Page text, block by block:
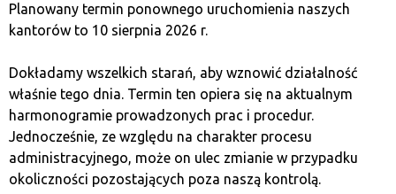
długoterminowych regulacji i napięć
międzynarodowych. W 2025 roku ponowna kadencja
gospodarki i potencjalne konsekwencje jego decyzji.
Znaczenie Trumpa dla Partii
Republikańskiej
Planowany termin ponownego uruchomienia naszych
kantorów to 10 sierpnia 2026 r.
Dokładamy wszelkich starań, aby wznowić działalność
właśnie tego dnia. Termin ten opiera się na aktualnym
harmonogramie prowadzonych prac i procedur.
Jednocześnie, ze względu na charakter procesu
administracyjnego, może on ulec zmianie w przypadku
okoliczności pozostających poza naszą kontrolą.